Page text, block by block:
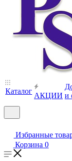
Каталог
АКЦИИ и
Избранные
Корзина 0